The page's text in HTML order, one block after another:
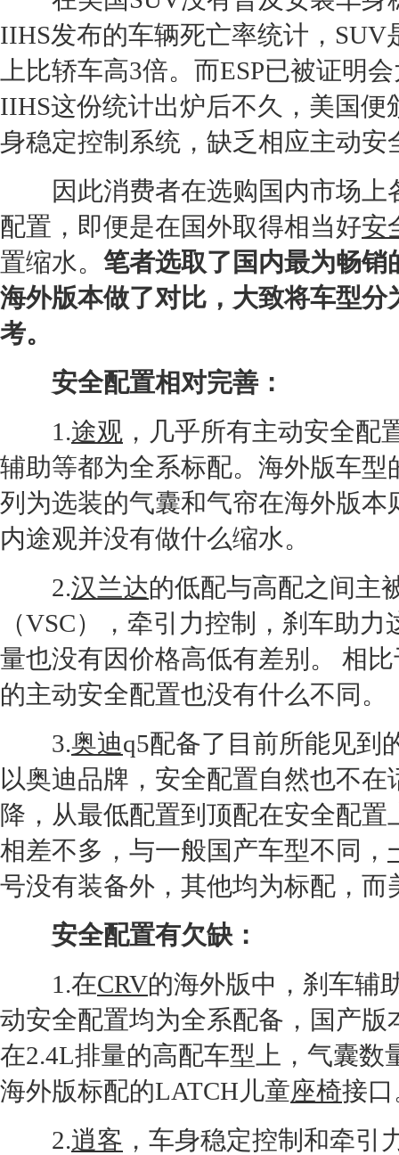
IIHS发布的车辆死亡率统计， SUV
上比轿车高3倍。而ESP已被证明
IIHS这份统计出炉后不久，美国便
身稳定控制系统，缺乏相应主动
因此消费者在选购国内市场上
配置，即便是在国外取得相当好安
置缩水。 笔者选取了国内最为畅销
海外版本做了对比，大致将车型
考。
安全配置相对完善：
1.途观 ，几乎所有主动安全
辅助等都为全系标配。海外版车
列为选装的气囊和气帘在海外版
内途观并没有做什么缩水。
2.汉兰达的低配与高配之间主
（VSC），牵引力控制，刹车助
量也没有因价格高低有差别。 相
的主动安全配置也没有什么不同。
3.奥迪q5配备了目前所能见到
以奥迪品牌，安全配置自然也不在
降，从最低配置到顶配在安全配置
相差不多，与一般国产车型不同，
号没有装备外，其他均为标配，而
安全配置有欠缺：
1.在CRV的海外版中，刹车辅
动安全配置均为全系配备，国产
在2.4L排量的高配车型上，气囊
海外版标配的LATCH儿童座椅接
2.逍客 ，车身稳定控制和牵